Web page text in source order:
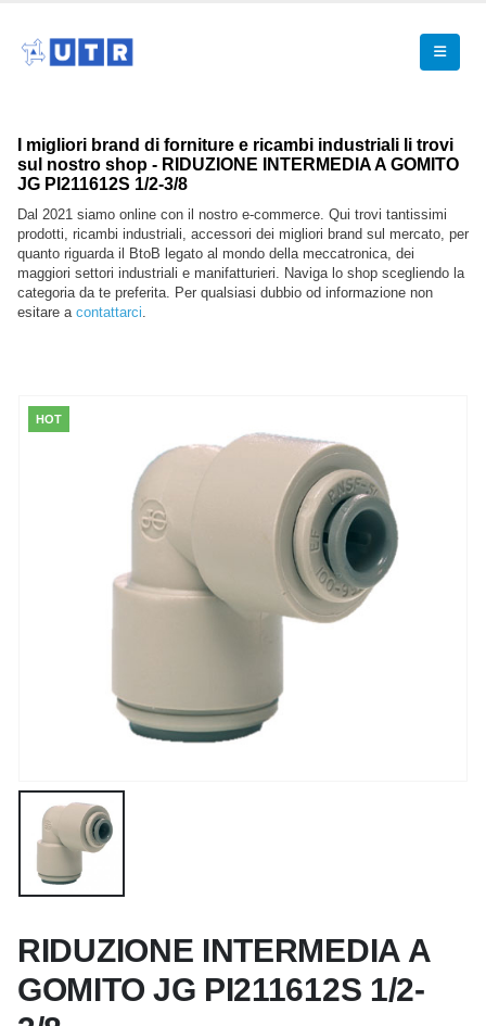
I migliori brand di forniture e ricambi industriali li trovi
sul nostro shop - RIDUZIONE INTERMEDIA A GOMITO
JG PI211612S 1/2-3/8
Dal 2021 siamo online con il nostro e-commerce. Qui trovi tantissimi
prodotti, ricambi industriali, accessori dei migliori brand sul mercato, per
quanto riguarda il BtoB legato al mondo della meccatronica, dei
maggiori settori industriali e manifatturieri. Naviga lo shop scegliendo la
categoria da te preferita. Per qualsiasi dubbio od informazione non
esitare a contattarci.
HOT
RIDUZIONE INTERMEDIA A
GOMITO JG PI211612S 1/2-